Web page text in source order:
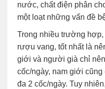
nước, chất điện phân
một loạt những vấn đề
Trong nhiều trường
rượu vang, tốt nhất là
giới và người già chỉ
cốc/ngày, nam giới
đa 2 cốc/ngày. Tuy